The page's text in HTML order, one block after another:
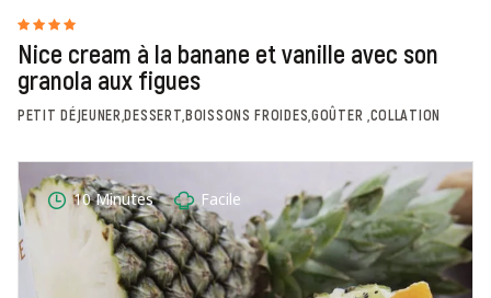
Nice cream à la banane et vanille avec son
granola aux figues
PETIT DÉJEUNER,DESSERT,BOISSONS FROIDES,GOÛTER ,COLLATION
10 Minutes Facile